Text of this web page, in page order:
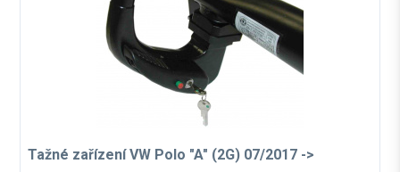
Tažné zařízení VW Polo "A" (2G) 07/2017 ->